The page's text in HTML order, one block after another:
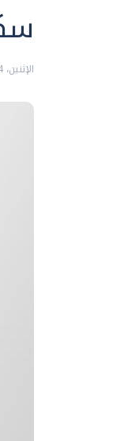
الإثنين، 14 يوليو 2008 11:06 ص